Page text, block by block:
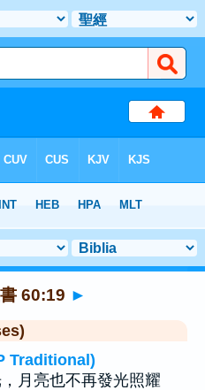
60:19 ►
Traditional)
月亮也不再發光照耀